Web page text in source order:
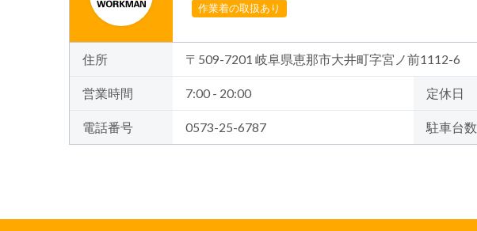
作業着の取扱あり
住所 〒509-7201 岐阜県恵那市大井町字宮ノ前1112-6
営業時間 7:00 - 20:00 定休日
電話番号 0573-25-6787 駐車台数